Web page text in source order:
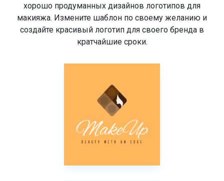
хорошо продуманных дизайнов логотипов для
макияжа. Измените шаблон по своему желанию и
создайте красивый логотип для своего бренда в
кратчайшие сроки.